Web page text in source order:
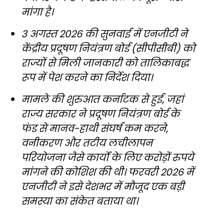
मांगा है।
3 अगस्त 2026 की सुनवाई में एनजीटी ने
केंद्रीय प्रदूषण नियंत्रण बोर्ड (सीपीसीबी) को
राज्यों से मिली जानकारी को तालिकाबद्ध
रूप में पेश करने का निर्देश दिया।
मामले की शुरुआत कर्नाटक से हुई, जहां
राज्य सरकार ने प्रदूषण नियंत्रण बोर्ड के
फंड से मानव-हाथी संघर्ष कम करने,
वनीकरण और तटीय लचीलापन
परियोजना जैसे कार्यों के लिए करोड़ों रुपये
मांगने की कोशिश की थी। फरवरी 2026 में
एनजीटी ने इसे देशभर में मौजूद एक बड़ी
समस्या का संकेत बताया था।